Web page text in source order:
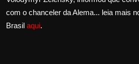
Política
Saúde
com o chanceler da Alema... leia mais
Brasil aqui.